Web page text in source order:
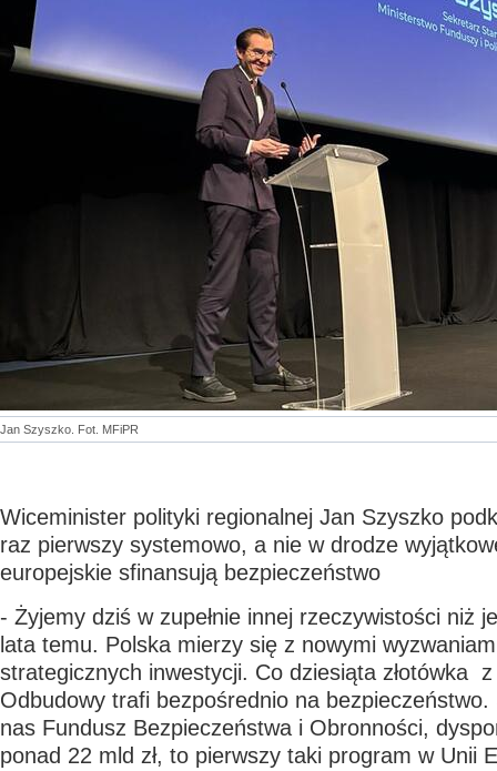
Jan Szyszko. Fot. MFiPR
Wiceminister polityki regionalnej Jan Szyszko
raz pierwszy systemowo, a nie w drodze
europejskie sfinansują bezpieczeństwo
- Żyjemy dziś w zupełnie innej rzeczywistości niż
lata temu. Polska mierzy się z nowymi
strategicznych inwestycji. Co dziesiąta złotówka
Odbudowy trafi bezpośrednio na
nas Fundusz Bezpieczeństwa i Obronności,
ponad 22 mld zł, to pierwszy taki program w Unii